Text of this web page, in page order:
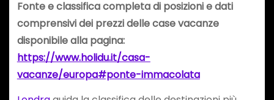
Fonte e classifica completa di posizioni e dati
comprensivi dei prezzi delle case vacanze
disponibile alla pagina:
https://www.holidu.it/casa-
vacanze/europa#ponte-immacolata